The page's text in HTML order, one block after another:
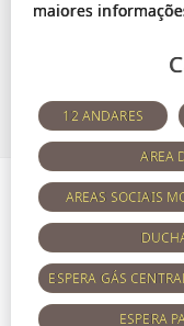
12 ANDARES
AREA
AREAS SOCIAIS
ESPERA GÁS
ESPERA